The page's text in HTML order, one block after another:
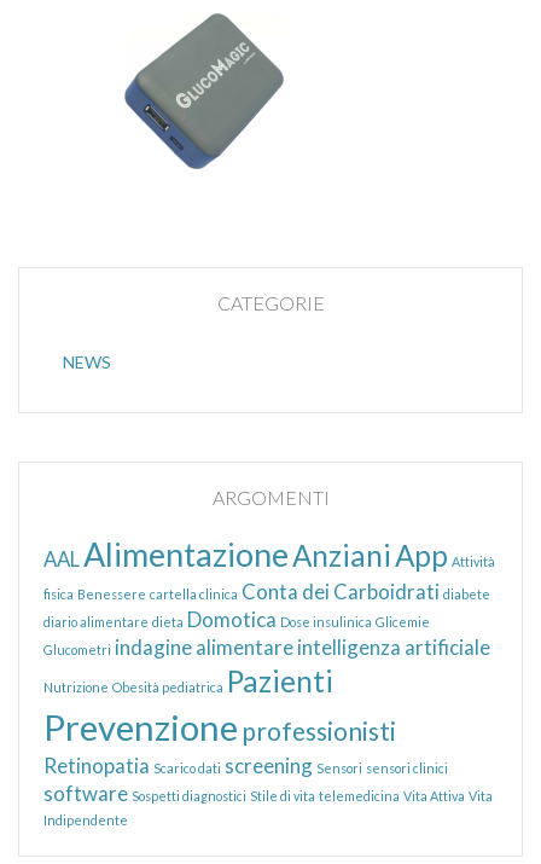
CATEGORIE
NEWS
ARGOMENTI
AALAlimentazioneAnzianiApp Attività
fisica Benessere cartella clinica Conta dei Carboidrati diabete
diario alimentare dieta Domotica Dose insulinica Glicemie
Glucometri indagine alimentareintelligenza artificiale
Nutrizione Obesità pediatrica Pazienti
Prevenzione professionisti
Retinopatia Scarico dati screening Sensori sensori clinici
software Sospetti diagnostici Stile di vita telemedicina Vita Attiva Vita
Indipendente